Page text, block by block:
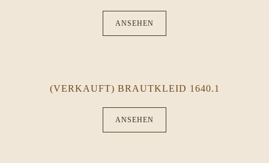
ANSEHEN
(VERKAUFT) BRAUTKLEID 1640.1
ANSEHEN